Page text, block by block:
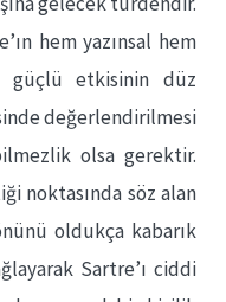
hem yazınsal hem
güçlü etkisinin düz
değerlendirilmesi
olsa gerektir.
noktasında söz alan
oldukça kabarık
Sartre’ı ciddi